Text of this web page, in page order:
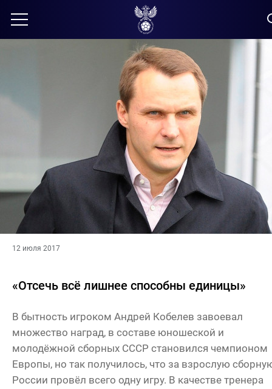
12 июля 2017
«Отсечь всё лишнее способны единицы»
В бытность игроком Андрей Кобелев завоевал
множество наград, в составе юношеской и
молодёжной сборных СССР становился чемпионом
Европы, но так получилось, что за взрослую
России провёл всего одну игру. В качестве тренера